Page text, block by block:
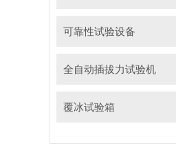
可靠性试验设备
全自动插拔力试验机
覆冰试验箱